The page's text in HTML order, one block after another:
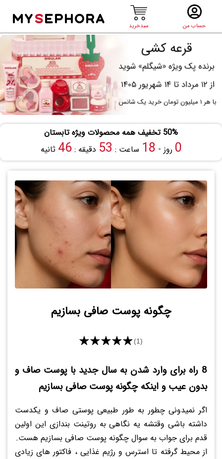
حساب من سبدخرید
MYSEPHORA
50% تخفیف همه محصولات ویژه تابستان
0 روز - 18 ساعت : 53 دقیقه :45 ثانیه
چگونه پوست صافی بسازیم
★★★★★(1)
8 راه برای وارد شدن به سال جدید با پوست صاف و
بدون عیب و اینکه چگونه پوست صافی بسازیم
اگر نمیدونی چطور به طور طبیعی پوستی صاف و یکدست
داشته باشی وقتشه یه نگاهی به روتینت بندازی این اولین
قدم برای جواب به سوال چگونه پوست صافی بسازیم هست.
از محیط گرفته تا استرس و رژیم غذایی ، فاکتور های زیادی